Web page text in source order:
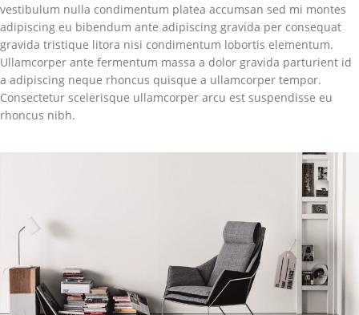
vestibulum nulla condimentum platea accumsan sed mi montes
adipiscing eu bibendum ante adipiscing gravida per consequat
gravida tristique litora nisi condimentum lobortis elementum.
Ullamcorper ante fermentum massa a dolor gravida parturient id
a adipiscing neque rhoncus quisque a ullamcorper tempor.
Consectetur scelerisque ullamcorper arcu est suspendisse eu
rhoncus nibh.